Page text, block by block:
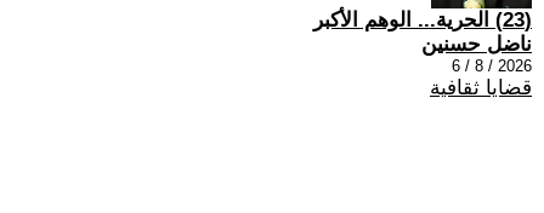
(23) الحرية... الوهم الأكبر
ناضل حسنين
2026 / 8 / 6
قضايا ثقافية